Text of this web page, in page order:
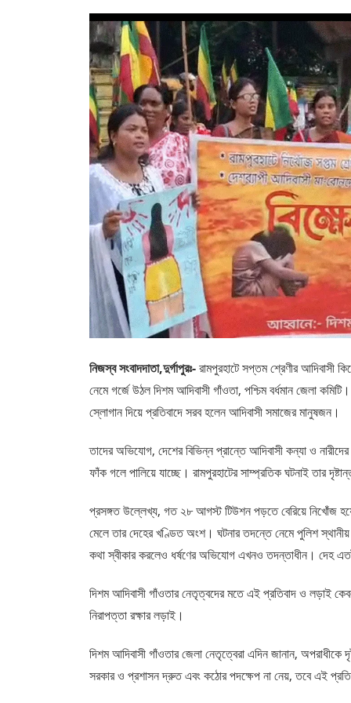
নিজস্ব সংবাদদাতা,দুর্গাপুরঃ-রামপুরহাটে সপ্তম শ্রেণীর আদিবাসী
নেমে গর্জে উঠল দিশম আদিবাসী গাঁওতা, পশ্চিম বর্ধমান জেলা
স্লোগান দিয়ে প্রতিবাদে সরব হলেন আদিবাসী সমাজের মানুষজন।
তাদের অভিযোগ, দেশের বিভিন্ন প্রান্তে আদিবাসী কন্যা ও
ফাঁক গলে পালিয়ে যাচ্ছে। রামপুরহাটের সাম্প্রতিক ঘটনাই তার
প্রসঙ্গত উল্লেখ্য, গত ২৮ আগস্ট টিউশন পড়তে বেরিয়ে নিখোঁজ
মেলে তার দেহের খণ্ডিত অংশ। ঘটনার তদন্তে নেমে পুলিশ
কথা স্বীকার করলেও ধর্ষণের অভিযোগ এখনও তদন্তাধীন। দেহ
দিশম আদিবাসী গাঁওতার নেতৃত্বদের মতে এই প্রতিবাদ ও লড়াই
নিরাপত্তা রক্ষার লড়াই।
দিশম আদিবাসী গাঁওতার জেলা নেতৃত্বেরা এদিন জানান, অপরাধীকে
সরকার ও প্রশাসন দ্রুত এবং কঠোর পদক্ষেপ না নেয়, তবে এই